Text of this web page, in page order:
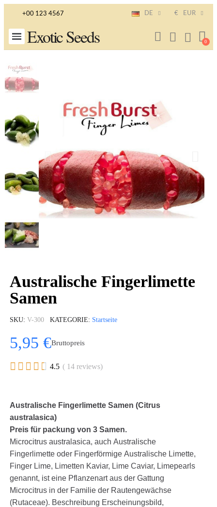
+00 123 4567 DE € EUR
Exotic Seeds
Australische Fingerlimette
Samen
SKU V-300 KATEGORIE Startseite
5,95 €Bruttopreis
     4.5 ( 14 reviews)
Australische Fingerlimette Samen (Citrus
australasica)
Preis für packung von 3 Samen.
Microcitrus australasica, auch Australische
Fingerlimette oder Fingerförmige Australische Limette,
Finger Lime, Limetten Kaviar, Lime Caviar, Limepearls
genannt, ist eine Pflanzenart aus der Gattung
Microcitrus in der Familie der Rautengewächse
(Rutaceae). Beschreibung Erscheinungsbild,